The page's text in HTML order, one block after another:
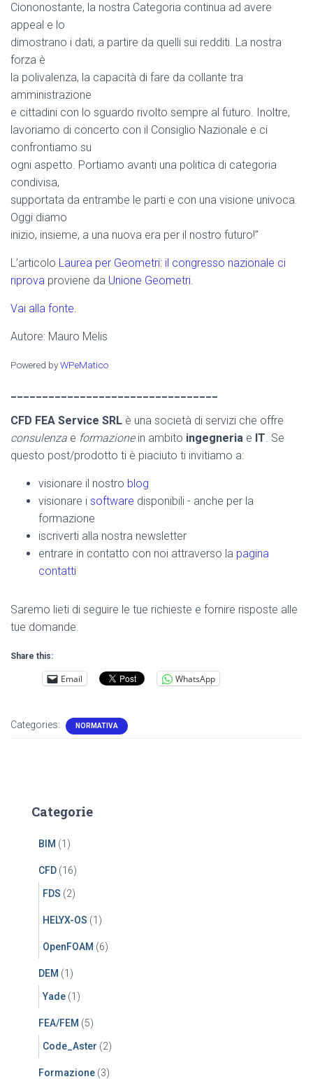
Ciononostante, la nostra Categoria continua ad avere
appeal e lo
dimostrano i dati, a partire da quelli sui redditi. La nostra
forza è
la polivalenza, la capacità di fare da collante tra
amministrazione
e cittadini con lo sguardo rivolto sempre al futuro. Inoltre,
lavoriamo di concerto con il Consiglio Nazionale e ci
confrontiamo su
ogni aspetto. Portiamo avanti una politica di categoria
condivisa,
supportata da entrambe le parti e con una visione univoca.
Oggi diamo
inizio, insieme, a una nuova era per il nostro futuro!”
L’articolo Laurea per Geometri: il congresso nazionale ci
riprova proviene da Unione Geometri.
Vai alla fonte.
Autore: Mauro Melis
Powered byWPeMatico
CFD FEA Service SRL è una società di servizi che offre
consulenza e formazionein ambito ingegneria e IT. Se
questo post/prodotto ti è piaciuto ti invitiamo a:
visionare il nostro blog
visionare i software disponibili - anche per la
formazione
iscriverti alla nostra newsletter
entrare in contatto con noi attraverso la pagina
contatti
Saremo lieti di seguire le tue richieste e fornire risposte alle
tue domande.
Share this:
Email WhatsApp
Categories: NORMATIVA
Categorie
BIM (1)
CFD (16)
FDS (2)
HELYX-OS (1)
OpenFOAM (6)
DEM (1)
Yade (1)
FEA/FEM (5)
Code_Aster (2)
Formazione (3)